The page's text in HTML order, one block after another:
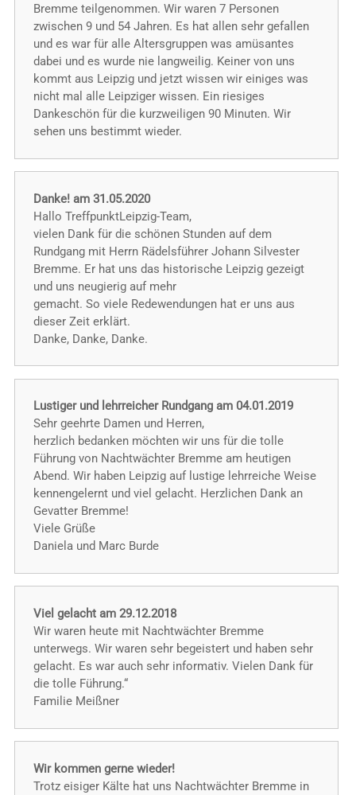
Bremme teilgenommen. Wir waren 7 Personen
zwischen 9 und 54 Jahren. Es hat allen sehr gefallen
und es war für alle Altersgruppen was amüsantes
dabei und es wurde nie langweilig. Keiner von uns
kommt aus Leipzig und jetzt wissen wir einiges was
nicht mal alle Leipziger wissen. Ein riesiges
Dankeschön für die kurzweiligen 90 Minuten. Wir
sehen uns bestimmt wieder.
Danke! am 31.05.2020
Hallo TreffpunktLeipzig-Team,
vielen Dank für die schönen Stunden auf dem
Rundgang mit Herrn Rädelsführer Johann Silvester
Bremme. Er hat uns das historische Leipzig gezeigt
und uns neugierig auf mehr
gemacht. So viele Redewendungen hat er uns aus
dieser Zeit erklärt.
Danke, Danke, Danke.
Lustiger und lehrreicher Rundgang am 04.01.2019
Sehr geehrte Damen und Herren,
herzlich bedanken möchten wir uns für die tolle
Führung von Nachtwächter Bremme am heutigen
Abend. Wir haben Leipzig auf lustige lehrreiche Weise
kennengelernt und viel gelacht. Herzlichen Dank an
Gevatter Bremme!
Viele Grüße
Daniela und Marc Burde
Viel gelacht am 29.12.2018
Wir waren heute mit Nachtwächter Bremme
unterwegs. Wir waren sehr begeistert und haben sehr
gelacht. Es war auch sehr informativ. Vielen Dank für
die tolle Führung.“
Familie Meißner
Wir kommen gerne wieder!
Trotz eisiger Kälte hat uns Nachtwächter Bremme in